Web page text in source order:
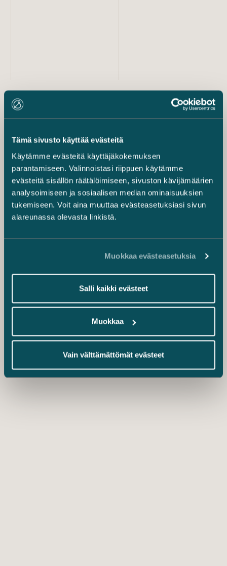
Tämä sivusto käyttää evästeitä
Käytämme evästeitä käyttäjäkokemuksen
parantamiseen. Valinnoistasi riippuen käytämme
evästeitä sisällön räätälöimiseen, sivuston kävijämäärien
analysoimiseen ja sosiaalisen median ominaisuuksien
tukemiseen. Voit aina muuttaa evästeasetuksiasi sivun
alareunassa olevasta linkistä.
Muokkaa evästeasetuksia
Salli kaikki evästeet
Muokkaa
Vain välttämättömät evästeet